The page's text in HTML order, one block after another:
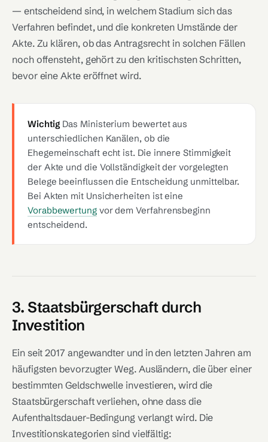
— entscheidend sind, in welchem Stadium sich das
Verfahren befindet, und die konkreten Umstände der
Akte. Zu klären, ob das Antragsrecht in solchen Fällen
noch offensteht, gehört zu den kritischsten Schritten,
bevor eine Akte eröffnet wird.
Wichtig Das Ministerium bewertet aus
unterschiedlichen Kanälen, ob die
Ehegemeinschaft echt ist. Die innere Stimmigkeit
der Akte und die Vollständigkeit der vorgelegten
Belege beeinflussen die Entscheidung unmittelbar.
Bei Akten mit Unsicherheiten ist eine
Vorabbewertungvor dem Verfahrensbeginn
entscheidend.
3. Staatsbürgerschaft durch
Investition
Ein seit 2017 angewandter und in den letzten Jahren am
häufigsten bevorzugter Weg. Ausländern, die über einer
bestimmten Geldschwelle investieren, wird die
Staatsbürgerschaft verliehen, ohne dass die
Aufenthaltsdauer-Bedingung verlangt wird. Die
Investitionskategorien sind vielfältig: